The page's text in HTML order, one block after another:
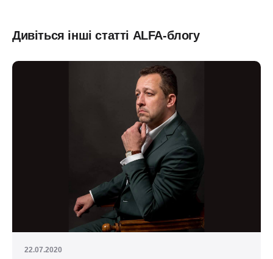
Дивіться інші статті ALFA-блогу
22.07.2020